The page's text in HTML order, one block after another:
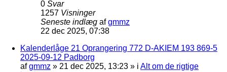
0 Svar
1257 Visninger
Seneste indlæg afgmmz
22 dec 2025, 07:38
Kalenderlåge 21 Oprangering 772 D-AKIEM 193 869-5
2025-09-12 Padborg
afgmmz » 21 dec 2025, 13:23 » i Alt om de rigtige